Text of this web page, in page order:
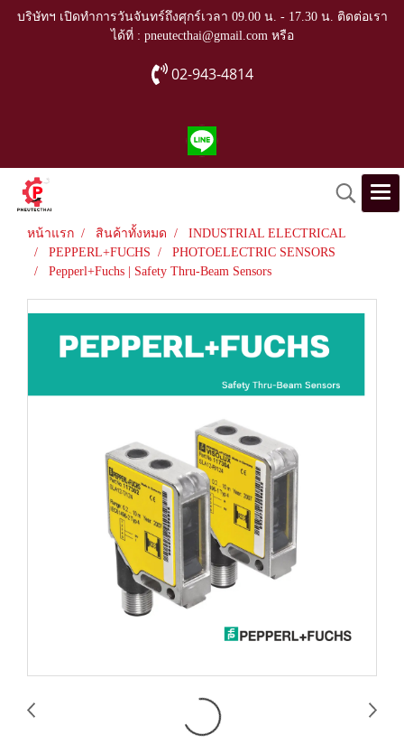
บริษัทฯ เปิดทำการวันจันทร์ถึงศุกร์เวลา 09.00 น. - 17.30 น. ติดต่อเรา
ได้ที่ : pneutecthai@gmail.com หรือ
02-943-4814
หน้าแรก สินค้าทั้งหมด
INDUSTRIAL ELECTRICAL
PEPPERL+FUCHS
PHOTOELECTRIC SENSORS
Pepperl+Fuchs | Safety Thru-Beam Sensors